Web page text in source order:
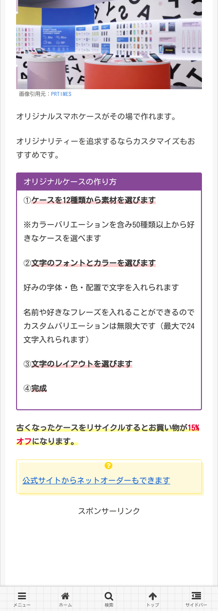
画像引用元： PRTIMES
オリジナルスマホケースがその場で作れます。
オリジナリティーを追求するならカスタマイズもお
すすめです。
オリジナルケースの作り方
①ケースを12種類から素材を選びます
※カラーバリエーションを含み50種類以上から好
きなケースを選べます
②文字のフォントとカラーを選びます
好みの字体・色・配置で文字を入れられます
名前や好きなフレーズを入れることができるので
カスタムバリエーションは無限大です（最大で24
文字入れられます）
③文字のレイアウトを選びます
④完成
古くなったケースをリサイクルするとお買い物が15%
オフになります。
公式サイトからネットオーダーもできます
スポンサーリンク
メニュー ホーム 検索 トップ サイドバー